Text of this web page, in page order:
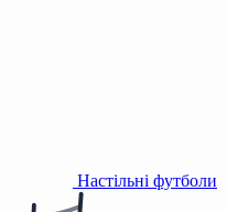
Настільні футболи